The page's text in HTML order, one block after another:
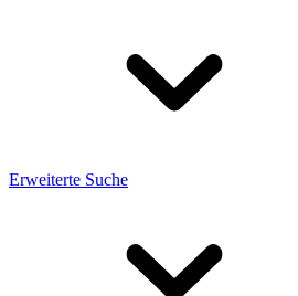
Erweiterte Suche